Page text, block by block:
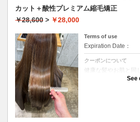
カット＋酸性プレミアム縮毛矯正
￥28,600 > ￥28,000
Terms of use
Expiration Date：
クーポンについて
健康な髪やお肌と同
毛矯正☆髪を瘦せさ
See